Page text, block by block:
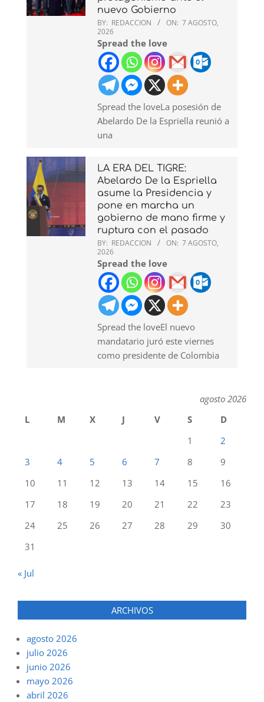
nuevo Gobierno
BY: REDACCION ON: 7 AGOSTO,
2026
Spread the love
Spread the loveLa posesión de
Abelardo De la Espriella reunió a
una
LA ERA DEL TIGRE:
Abelardo De la Espriella
asume la Presidencia y
pone en marcha un
gobierno de mano firme y
ruptura con el pasado
BY: REDACCION ON: 7 AGOSTO,
2026
Spread the love
Spread the loveEl nuevo
mandatario juró este viernes
como presidente de Colombia
agosto 2026
L
M X J V S
D
1
2
3
4 5 6 7 8
9
10
11 12 13 14 15
16
17
18 19 20 21 22
23
24
25 26 27 28 29
30
31
« Jul
ARCHIVOS
agosto 2026
julio 2026
junio 2026
mayo 2026
abril 2026